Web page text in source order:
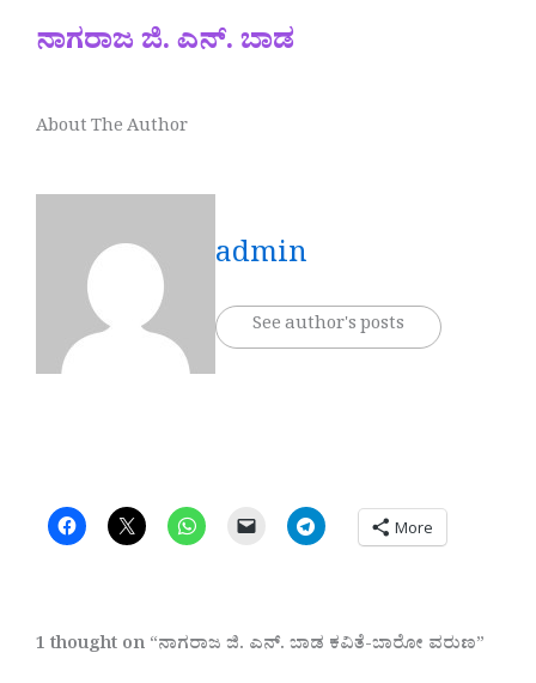
ನಾಗರಾಜ ಜಿ. ಎನ್. ಬಾಡ
About The Author
admin
See author's posts
More
1 thought on “ನಾಗರಾಜ ಜಿ. ಎನ್. ಬಾಡ ಕವಿತೆ-ಬಾರೋ ವರುಣ”